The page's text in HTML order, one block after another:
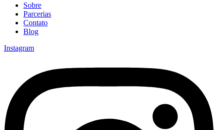
Sobre
Parcerias
Contato
Blog
Instagram